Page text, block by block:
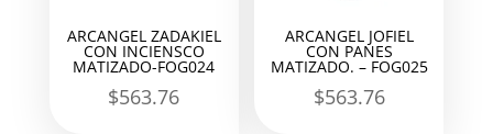
ARCANGEL ZADAKIEL
CON INCIENSCO
MATIZADO-FOG024
$563.76
ARCANGEL JOFIEL
CON PANES
MATIZADO. – FOG025
$563.76